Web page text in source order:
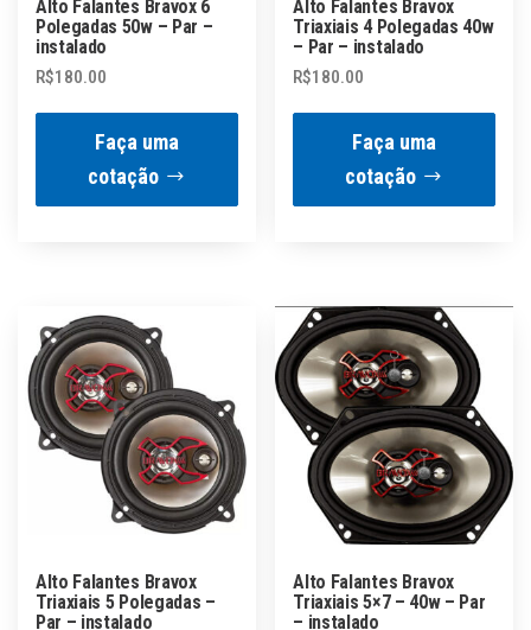
Alto Falantes Bravox 6
Polegadas 50w – Par –
instalado
R$180.00
Faça uma
cotação
Alto Falantes Bravox
Triaxiais 4 Polegadas 40w
– Par – instalado
R$180.00
Faça uma
cotação
Alto Falantes Bravox
Triaxiais 5 Polegadas –
Par – instalado
Alto Falantes Bravox
Triaxiais 5×7 – 40w – Par
– instalado